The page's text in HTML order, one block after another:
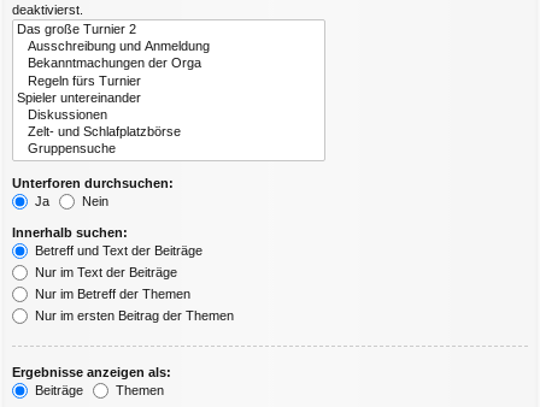
deaktivierst.
Unterforen durchsuchen:
Ja
Nein
Innerhalb suchen:
Betreff und Text der Beiträge
Nur im Text der Beiträge
Nur im Betreff der Themen
Nur im ersten Beitrag der Themen
Ergebnisse anzeigen als:
Beiträge
Themen